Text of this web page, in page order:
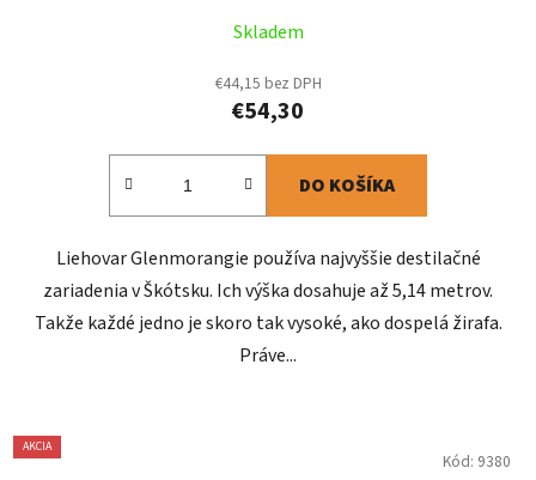
Skladem
€44,15 bez DPH
€54,30
DO KOŠÍKA
Liehovar Glenmorangie používa najvyššie destilačné
zariadenia v Škótsku. Ich výška dosahuje až 5,14 metrov.
Takže každé jedno je skoro tak vysoké, ako dospelá žirafa.
Práve...
AKCIA
Kód: 9380